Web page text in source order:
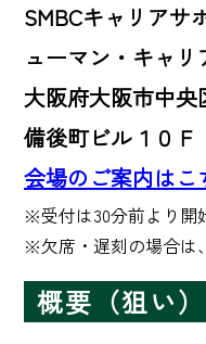
SMBCキャリアサ
ューマン・キャリ
大阪府大阪市中
備後町ビル１０Ｆ
会場のご案内はこ
※受付は30分前より開
※欠席・遅刻の場合は
概要（狙い）